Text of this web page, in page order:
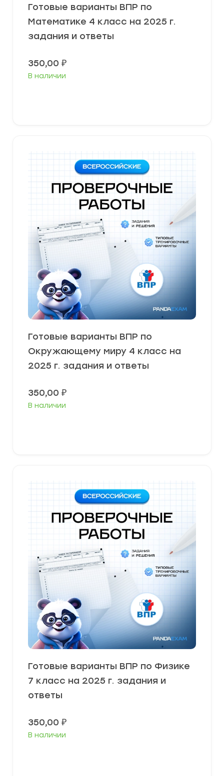
Готовые варианты ВПР по
Математике 4 класс на 2025 г.
задания и ответы
350,00 ₽
В наличии
Готовые варианты ВПР по
Окружающему миру 4 класс на
2025 г. задания и ответы
350,00 ₽
В наличии
Готовые варианты ВПР по Физике
7 класс на 2025 г. задания и
ответы
350,00 ₽
В наличии